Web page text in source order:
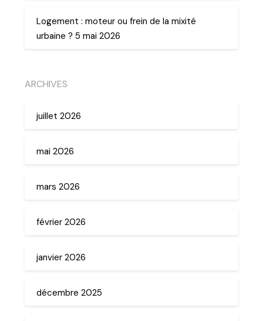
Logement : moteur ou frein de la mixité
urbaine ? 5 mai 2026
ARCHIVES
juillet 2026
mai 2026
mars 2026
février 2026
janvier 2026
décembre 2025